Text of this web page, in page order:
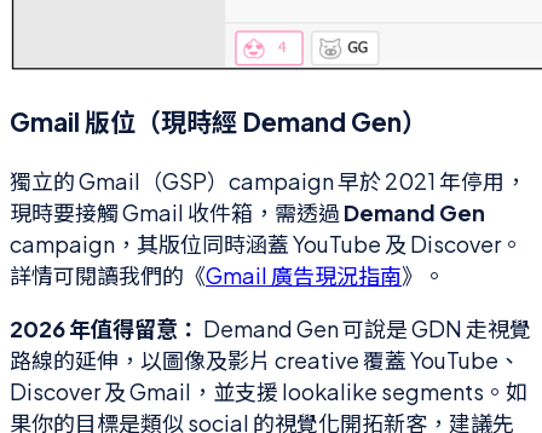
Gmail 版位（現時經 Demand Gen）
獨立的 Gmail（GSP）campaign 早於 2021 年停用，
現時要接觸 Gmail 收件箱，需透過 Demand Gen
campaign，其版位同時涵蓋 YouTube 及 Discover。
詳情可閱讀我們的《Gmail 廣告現況指南》。
2026 年值得留意： Demand Gen 可說是 GDN 走視覺
路線的延伸，以圖像及影片 creative 覆蓋 YouTube、
Discover 及 Gmail，並支援 lookalike segments。如
果你的目標是類似 social 的視覺化開拓新客，建議先